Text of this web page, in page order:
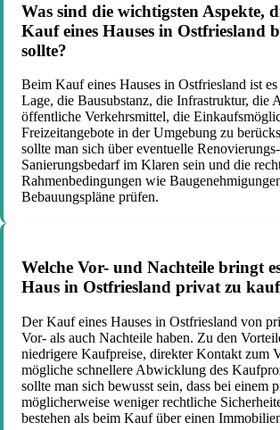
Was sind die wichtigsten Aspekte,
Kauf eines Hauses in Ostfriesland
sollte?
Beim Kauf eines Hauses in Ostfriesland ist
Lage, die Bausubstanz, die Infrastruktur, die
öffentliche Verkehrsmittel, die
Freizeitangebote in der Umgebung zu
sollte man sich über eventuelle
Sanierungsbedarf im Klaren sein und die
Rahmenbedingungen wie
Bebauungspläne prüfen.
Welche Vor- und Nachteile bringt
Haus in Ostfriesland privat zu
Der Kauf eines Hauses in Ostfriesland von
Vor- als auch Nachteile haben. Zu den
niedrigere Kaufpreise, direkter Kontakt zum
mögliche schnellere Abwicklung des
sollte man sich bewusst sein, dass bei einem
möglicherweise weniger rechtliche
bestehen als beim Kauf über einen